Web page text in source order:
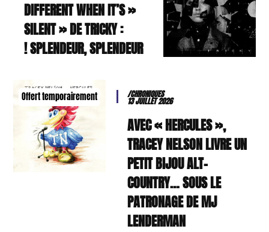
« DIFFERENT WHEN IT’S
SILENT » DE TRICKY :
SPLENDEUR, SPLENDEUR !
Offert temporairement /CHRONIQUES
13 JUILLET 2026
AVEC « HERCULES »,
TRACEY NELSON LIVRE UN
PETIT BIJOU ALT-
COUNTRY… SOUS LE
PATRONAGE DE MJ
LENDERMAN